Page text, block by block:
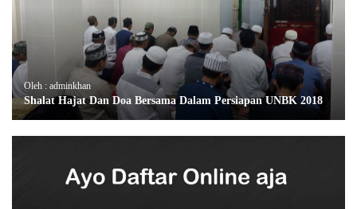
Oleh : adminkhan
Shalat Hajat Dan Doa Bersama Dalam Persiapan UNBK 2018